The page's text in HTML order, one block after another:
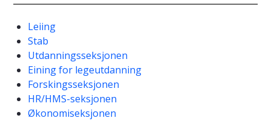
Leiing
Stab
Utdanningsseksjonen
Eining for legeutdanning
Forskingsseksjonen
HR/HMS-seksjonen
Økonomiseksjonen